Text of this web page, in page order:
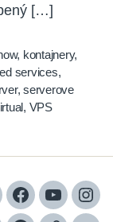
[…]
, kontajnery,
services,
,serverove
, VPS
Facebook
YouTube